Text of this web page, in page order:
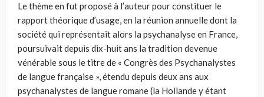
Le thème en fut proposé à l’auteur pour constituer le
rapport théorique d’usage, en la réunion annuelle dont la
société qui représentait alors la psychanalyse en France,
poursuivait depuis dix-huit ans la tradition devenue
vénérable sous le titre de « Congrès des Psychanalystes
de langue française », étendu depuis deux ans aux
psychanalystes de langue romane (la Hollande y étant